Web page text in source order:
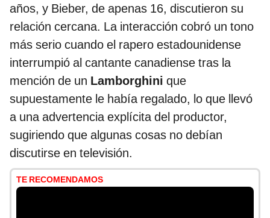
años, y Bieber, de apenas 16, discutieron su
relación cercana. La interacción cobró un tono
más serio cuando el rapero estadounidense
interrumpió al cantante canadiense tras la
mención de un Lamborghini que
supuestamente le había regalado, lo que llevó
a una advertencia explícita del productor,
sugiriendo que algunas cosas no debían
discutirse en televisión.
TE RECOMENDAMOS